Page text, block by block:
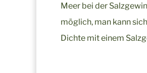
Meer bei der
möglich, man kann
Dichte mit einem